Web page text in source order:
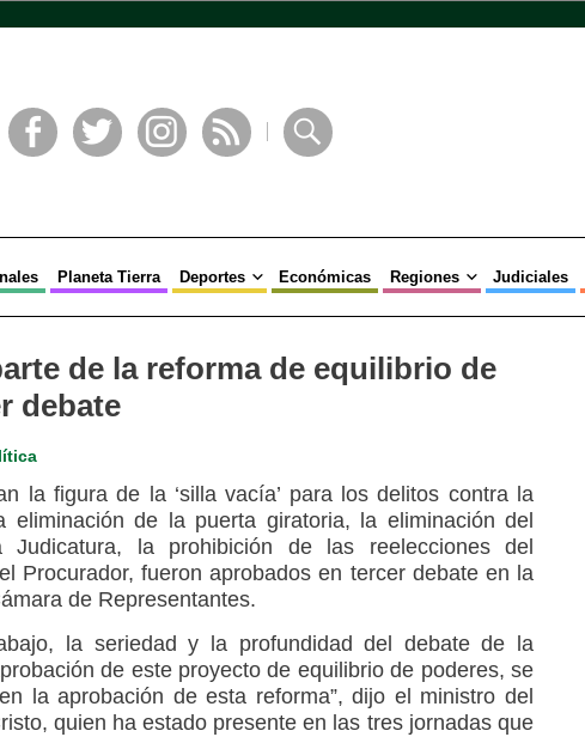
Planeta Tierra Deportes Económicas Regiones Judiciales
de la reforma de equilibrio de
debate
la figura de la ‘silla vacía’ para los delitos contra la
eliminación de la puerta giratoria, la eliminación del
la prohibición de las reelecciones del
Procurador, fueron aprobados en tercer debate en la
de Representantes.
la seriedad y la profundidad del debate de la
de este proyecto de equilibrio de poderes, se
la aprobación de esta reforma”, dijo el ministro del
quien ha estado presente en las tres jornadas que